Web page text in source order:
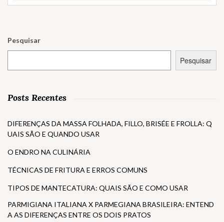
Pesquisar
Pesquisar
Posts Recentes
DIFERENÇAS DA MASSA FOLHADA, FILLO, BRISÉE E FROLLA: Q
UAIS SÃO E QUANDO USAR
O ENDRO NA CULINÁRIA
TÉCNICAS DE FRITURA E ERROS COMUNS
TIPOS DE MANTECATURA: QUAIS SÃO E COMO USAR
PARMIGIANA ITALIANA X PARMEGIANA BRASILEIRA: ENTEND
A AS DIFERENÇAS ENTRE OS DOIS PRATOS